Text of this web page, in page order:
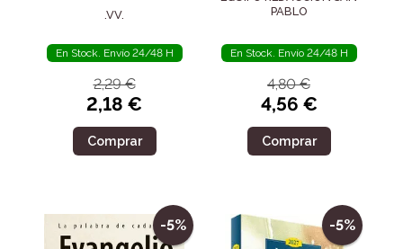
.VV.
En Stock. Envío 24/48 H
2,29 €
2,18 €
Comprar
PABLO
En Stock. Envío 24/48 H
4,80 €
4,56 €
Comprar
-5% -5%